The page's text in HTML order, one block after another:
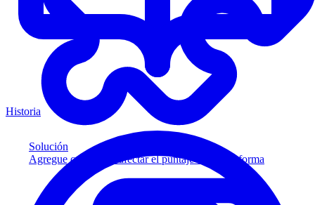
Solución
Agregue crédito sin afectar el puntaje a su plataforma
Historia